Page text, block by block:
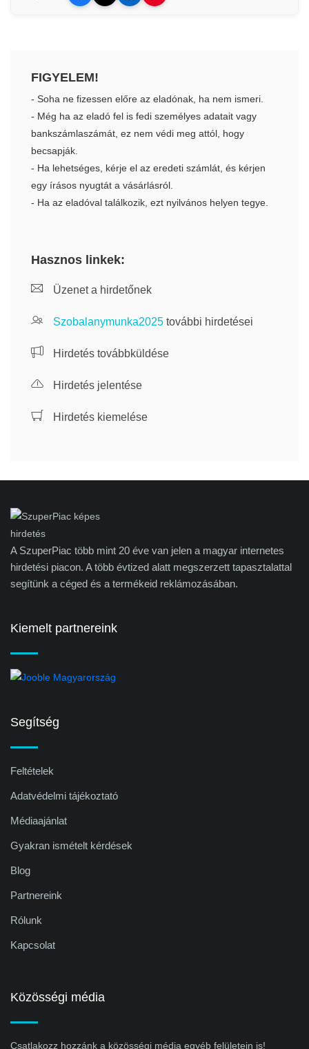
FIGYELEM!
- Soha ne fizessen előre az eladónak, ha nem ismeri.
- Még ha az eladó fel is fedi személyes adatait vagy
bankszámlaszámát, ez nem védi meg attól, hogy
becsapják.
- Ha lehetséges, kérje el az eredeti számlát, és kérjen
egy írásos nyugtát a vásárlásról.
- Ha az eladóval találkozik, ezt nyilvános helyen tegye.
Hasznos linkek:
Üzenet a hirdetőnek
Szobalanymunka2025 további hirdetései
Hirdetés továbbküldése
Hirdetés jelentése
Hirdetés kiemelése
A SzuperPiac több mint 20 éve van jelen a magyar internetes
hirdetési piacon. A több évtized alatt megszerzett tapasztalattal
segítünk a céged és a termékeid reklámozásában.
Kiemelt partnereink
Segítség
Feltételek
Adatvédelmi tájékoztató
Médiaajánlat
Gyakran ismételt kérdések
Blog
Partnereink
Rólunk
Kapcsolat
Közösségi média
Csatlakozz hozzánk a közösségi média egyéb felületein is!